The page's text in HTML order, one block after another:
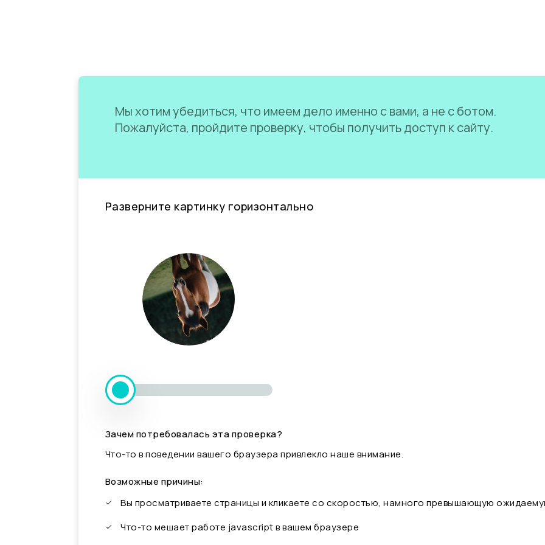
Мы хотим убедиться, что имеем дело именно с вами, а не с ботом.
Пожалуйста, пройдите проверку, чтобы получить доступ к сайту.
Разверните картинку горизонтально
Зачем потребовалась эта проверка?
Что-то в поведении вашего браузера привлекло наше внимание.
Возможные причины:
Вы просматриваете страницы и кликаете со скоростью, намного превышающую
Что-то мешает работе javascript в вашем браузере